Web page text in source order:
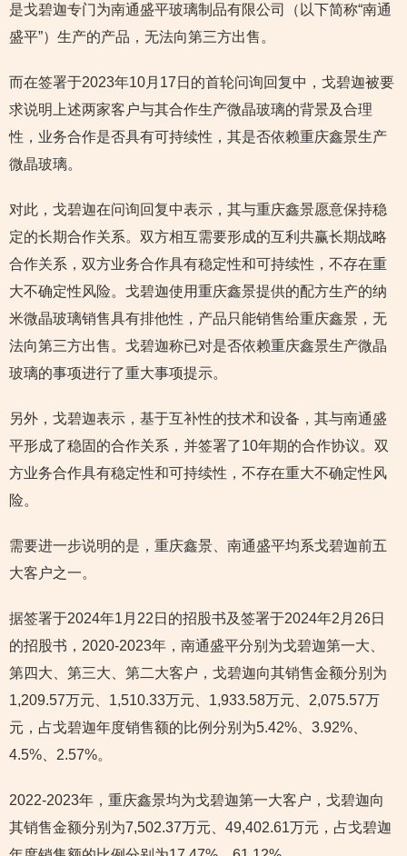
是戈碧迦专门为南通盛平玻璃制品有限公司（以下简称“南通
盛平”）生产的产品，无法向第三方出售。
而在签署于2023年10月17日的首轮问询回复中，戈碧迦被要
求说明上述两家客户与其合作生产微晶玻璃的背景及合理
性，业务合作是否具有可持续性，其是否依赖重庆鑫景生产
微晶玻璃。
对此，戈碧迦在问询回复中表示，其与重庆鑫景愿意保持稳
定的长期合作关系。双方相互需要形成的互利共赢长期战略
合作关系，双方业务合作具有稳定性和可持续性，不存在重
大不确定性风险。戈碧迦使用重庆鑫景提供的配方生产的纳
米微晶玻璃销售具有排他性，产品只能销售给重庆鑫景，无
法向第三方出售。戈碧迦称已对是否依赖重庆鑫景生产微晶
玻璃的事项进行了重大事项提示。
另外，戈碧迦表示，基于互补性的技术和设备，其与南通盛
平形成了稳固的合作关系，并签署了10年期的合作协议。双
方业务合作具有稳定性和可持续性，不存在重大不确定性风
险。
需要进一步说明的是，重庆鑫景、南通盛平均系戈碧迦前五
大客户之一。
据签署于2024年1月22日的招股书及签署于2024年2月26日
的招股书，2020-2023年，南通盛平分别为戈碧迦第一大、
第四大、第三大、第二大客户，戈碧迦向其销售金额分别为
1,209.57万元、1,510.33万元、1,933.58万元、2,075.57万
元，占戈碧迦年度销售额的比例分别为5.42%、3.92%、
4.5%、2.57%。
2022-2023年，重庆鑫景均为戈碧迦第一大客户，戈碧迦向
其销售金额分别为7,502.37万元、49,402.61万元，占戈碧迦